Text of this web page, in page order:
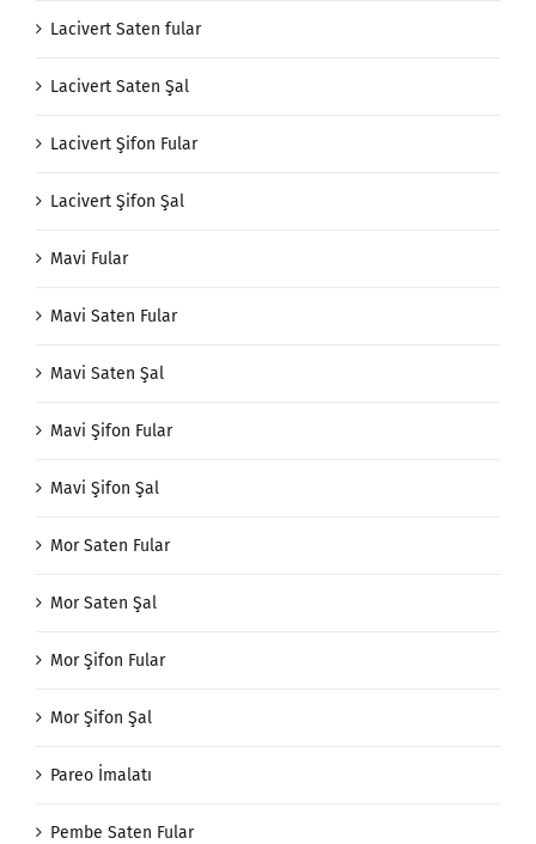
Lacivert Saten fular
Lacivert Saten Şal
Lacivert Şifon Fular
Lacivert Şifon Şal
Mavi Fular
Mavi Saten Fular
Mavi Saten Şal
Mavi Şifon Fular
Mavi Şifon Şal
Mor Saten Fular
Mor Saten Şal
Mor Şifon Fular
Mor Şifon Şal
Pareo İmalatı
Pembe Saten Fular